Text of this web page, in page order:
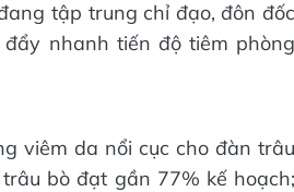
tập trung chỉ đạo, đôn đốc
nhanh tiến độ tiêm phòng
viêm da nổi cục cho đàn trâu
bò đạt gần 77% kế hoạch;